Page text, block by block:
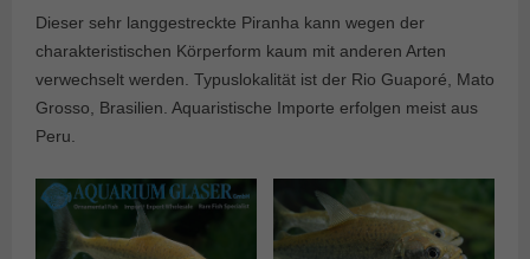
Dieser sehr langgestreckte Piranha kann wegen der
charakteristischen Körperform kaum mit anderen Arten
verwechselt werden. Typuslokalität ist der Rio Guaporé, Mato
Grosso, Brasilien. Aquaristische Importe erfolgen meist aus
Peru.